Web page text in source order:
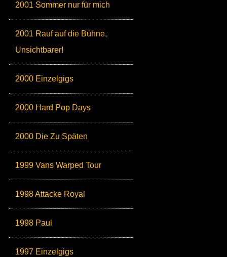
2001 Sommer nur für mich
2001 Rauf auf die Bühne,
Unsichtbarer!
2000 Einzelgigs
2000 Hard Pop Days
2000 Die Zu Späten
1999 Vans Warped Tour
1998 Attacke Royal
1998 Paul
1997 Einzelgigs